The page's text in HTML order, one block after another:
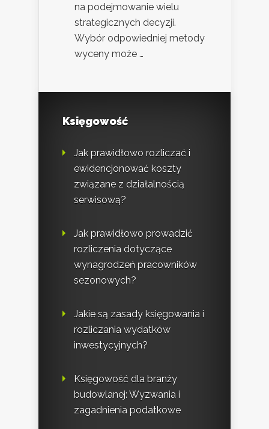
na podejmowanie wielu
strategicznych decyzji.
Wybór odpowiedniej metody
wyceny może …
Księgowość
Jak prawidłowo rozliczać i
ewidencjonować koszty
związane z działalnością
serwisową?
Jak prawidłowo prowadzić
rozliczenia dotyczące
wynagrodzeń pracowników
sezonowych?
Jakie są zasady księgowania i
rozliczania wydatków
inwestycyjnych?
Księgowość dla branży
budowlanej: Wyzwania i
zagadnienia podatkowe